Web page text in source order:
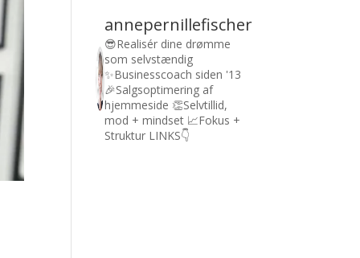
annepernillefischer
😎Realisér dine drømme
som selvstændig
✨Businesscoach siden '13
🎉Salgsoptimering af
hjemmeside 👏Selvtillid,
mod + mindset📈Fokus +
StrukturLINKS👇